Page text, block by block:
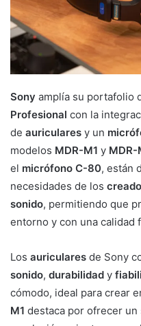
Sony amplía su portafolio
Profesional con la
de auriculares y un
modelos MDR-M1 y MDR-
el micrófono C-80, están
necesidades de los
sonido, permitiendo que
entorno y con una calidad
Los auriculares de Sony
sonido, durabilidad y
cómodo, ideal para crear
M1 destaca por ofrecer